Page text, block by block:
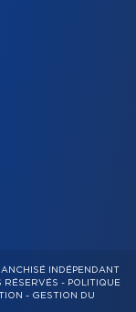
INDÉPENDANT
RÉSERVÉS - POLITIQUE
- GESTION DU